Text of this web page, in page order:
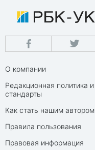
О компании
Редакционная политика и
стандарты
Как стать нашим автором
Правила пользования
Правовая информация